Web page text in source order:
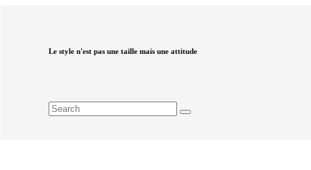
Le style n'est pas une taille mais une attitude